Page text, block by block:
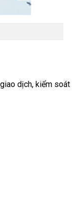
dịch, kiểm soát